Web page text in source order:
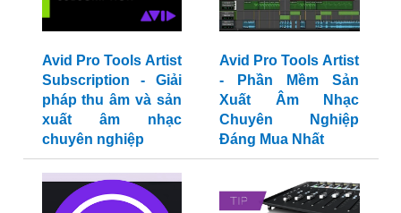
Avid Pro Tools Artist
Subscription - Giải
pháp thu âm và sản
xuất âm nhạc
chuyên nghiệp
Avid Pro Tools Artist
- Phần Mềm Sản
Xuất Âm Nhạc
Chuyên Nghiệp
Đáng Mua Nhất